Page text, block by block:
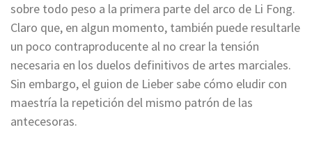
sobre todo peso a la primera parte del arco de Li Fong.
Claro que, en algun momento, también puede resultarle
un poco contraproducente al no crear la tensión
necesaria en los duelos definitivos de artes marciales.
Sin embargo, el guion de Lieber sabe cómo eludir con
maestría la repetición del mismo patrón de las
antecesoras.